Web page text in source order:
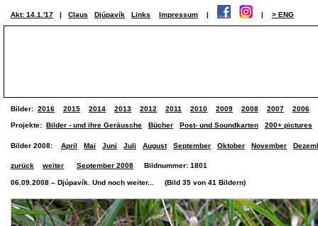
Akt: 14.1.'17 | Claus Djúpavík Links Impressum | | > ENG
Bilder: 2016 2015 2014 2013 2012 2011 2010 2009 2008 2007 2006
Projekte: Bilder - und ihre Geräusche Bücher Post- und Soundkarten 200+ pictures
Bilder 2008: April Mai Juni Juli August September Oktober November
zurück weiter September 2008 Bildnummer: 1801
06.09.2008 – Djúpavík. Und noch weiter... (Bild 35 von 41 Bildern)